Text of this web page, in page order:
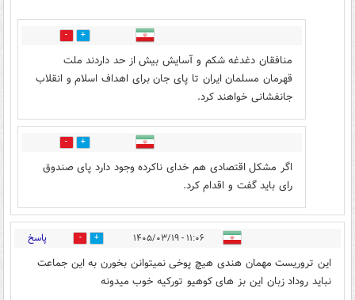
3
منافقان دغدغه شکم و آسایش بیش از حد داردند ملت
قهرمان مسلمان ایران تا پای جان برای اهداف اسلام و انقلاب
جانفشانی خواهند کرد.
3
اگر مشکل اقتصادی هم خدای ناکرده وجود دارد پای صندوق
رای باید گفت و اقدام کرد.
۱۱:۰۶ - ۱۴۰۵/۰۳/۱۹ 6 پاسخ
این تروریست مهمان هندی هیچ پوخی نمیتوانن بخورن به این جماعت
نباید روداد زبان این بز های کوهیو تورکیه خوب میدونه